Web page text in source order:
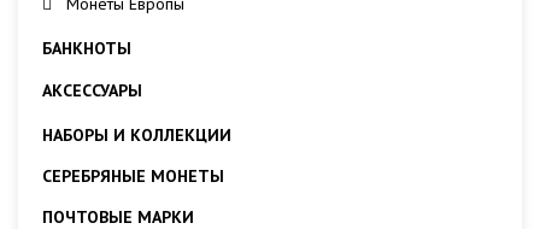
БАНКНОТЫ
АКСЕССУАРЫ
НАБОРЫ И КОЛЛЕКЦИИ
СЕРЕБРЯНЫЕ МОНЕТЫ
ПОЧТОВЫЕ МАРКИ